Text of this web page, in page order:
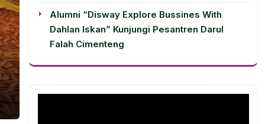
Alumni “Disway Explore Bussines With
Dahlan Iskan” Kunjungi Pesantren Darul
Falah Cimenteng